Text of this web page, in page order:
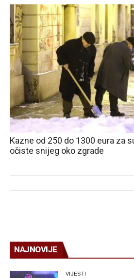
Kazne od 250 do 1300 eura za
očiste snijeg oko zgrade
NAJNOVIJE
VIJESTI